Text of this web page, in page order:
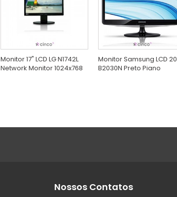
Monitor 17" LCD LG N1742L
Network Monitor 1024x768
Monitor Samsung LCD 20
B2030N Preto Piano
Nossos Contatos